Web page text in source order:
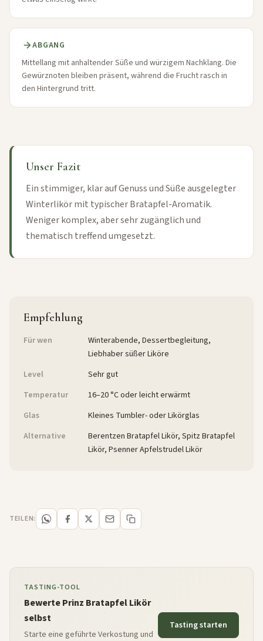
ABGANG
Mittellang mit anhaltender Süße und würzigem Nachklang. Die
Gewürznoten bleiben präsent, während die Frucht rasch in
den Hintergrund tritt.
Unser Fazit
Ein stimmiger, klar auf Genuss und Süße ausgelegter
Winterlikör mit typischer Bratapfel-Aromatik.
Weniger komplex, aber sehr zugänglich und
thematisch treffend umgesetzt.
Empfehlung
Für wen
Winterabende, Dessertbegleitung,
Liebhaber süßer Liköre
Level
Sehr gut
Temperatur
16–20 °C oder leicht erwärmt
Glas
Kleines Tumbler- oder Likörglas
Alternative
Berentzen Bratapfel Likör, Spitz Bratapfel
Likör, Psenner Apfelstrudel Likör
TEILEN:
TASTING-TOOL
Bewerte Prinz Bratapfel Likör
selbst
Starte eine geführte Verkostung und
Tasting starten